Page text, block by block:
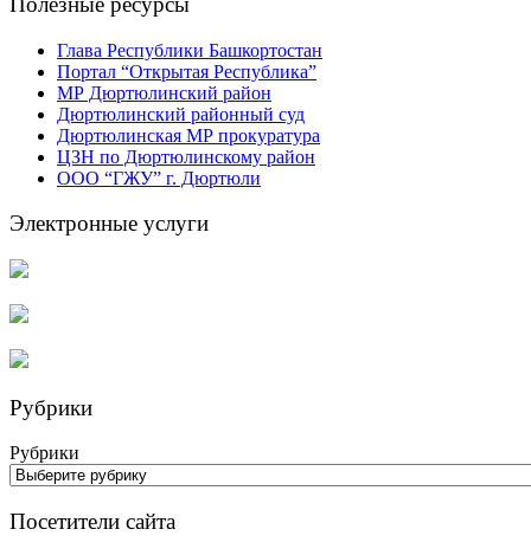
Глава Республики Башкортостан
Портал “Открытая Республика”
МР Дюртюлинский район
Дюртюлинский районный суд
Дюртюлинская МР прокуратура
ЦЗН по Дюртюлинскому район
ООО “ГЖУ” г. Дюртюли
Электронные услуги
Рубрики
Рубрики
Посетители сайта